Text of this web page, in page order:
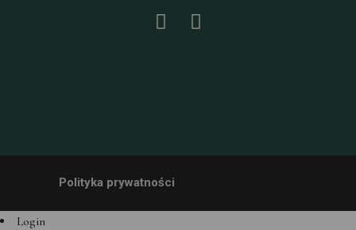
Polityka prywatności
Login